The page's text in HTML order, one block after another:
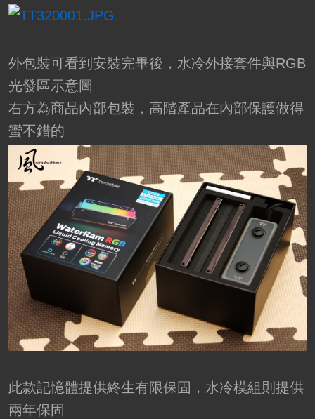
外包裝可看到安裝完畢後，水冷外接套件與RGB
光發區示意圖
右方為商品內部包裝，高階產品在內部保護做得
蠻不錯的
此款記憶體提供終生有限保固，水冷模組則提供
兩年保固